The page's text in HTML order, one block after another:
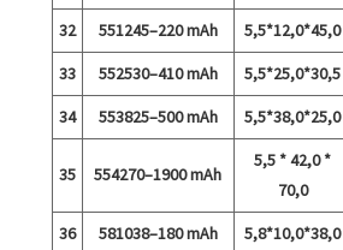
32
551245–220 mAh 5,5*12,0*45,0
33
552530–410 mAh 5,5*25,0*30,5
34
553825–500 mAh 5,5*38,0*25,0
35 554270–1900 mAh
5,5 * 42,0 *
70,0
36 581038–180 mAh 5,8*10,0*38,0